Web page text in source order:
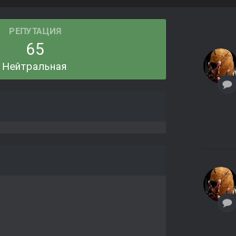
РЕПУТАЦИЯ
65
Нейтральная